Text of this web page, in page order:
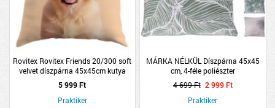
Rovitex Rovitex Friends 20/300 soft
velvet díszpárna 45x45cm kutya
minta
5 999 Ft
Praktiker
MÁRKA NÉLKÜL Díszpárna 45x45
cm, 4-féle poliészter
4 699 Ft 2 999 Ft
Praktiker